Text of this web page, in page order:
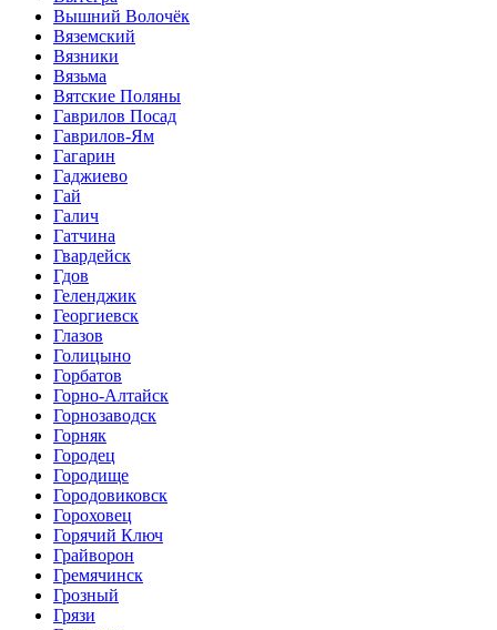
Вышний Волочёк
Вяземский
Вязники
Вязьма
Вятские Поляны
Гаврилов Посад
Гаврилов-Ям
Гагарин
Гаджиево
Гай
Галич
Гатчина
Гвардейск
Гдов
Геленджик
Георгиевск
Глазов
Голицыно
Горбатов
Горно-Алтайск
Горнозаводск
Горняк
Городец
Городище
Городовиковск
Гороховец
Горячий Ключ
Грайворон
Гремячинск
Грозный
Грязи